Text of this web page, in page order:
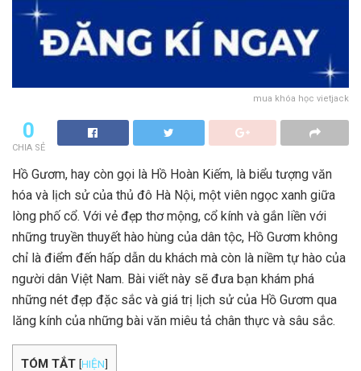
mua khóa học vietjack
0
CHIA SẺ
Hồ Gươm, hay còn gọi là Hồ Hoàn Kiếm, là biểu tượng văn
hóa và lịch sử của thủ đô Hà Nội, một viên ngọc xanh giữa
lòng phố cổ. Với vẻ đẹp thơ mộng, cổ kính và gắn liền với
những truyền thuyết hào hùng của dân tộc, Hồ Gươm không
chỉ là điểm đến hấp dẫn du khách mà còn là niềm tự hào của
người dân Việt Nam. Bài viết này sẽ đưa bạn khám phá
những nét đẹp đặc sắc và giá trị lịch sử của Hồ Gươm qua
lăng kính của những bài văn miêu tả chân thực và sâu sắc.
TÓM TẮT [HIỆN]